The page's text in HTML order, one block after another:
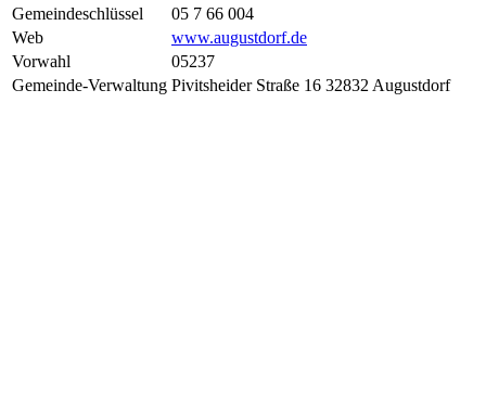
Gemeindeschlüssel
05 7 66 004
Web
www.augustdorf.de
Vorwahl
05237
Gemeinde-Verwaltung Pivitsheider Straße 16 32832 Augustdorf